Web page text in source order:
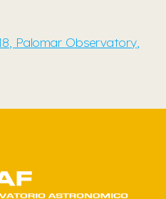
Palomar Observatory,